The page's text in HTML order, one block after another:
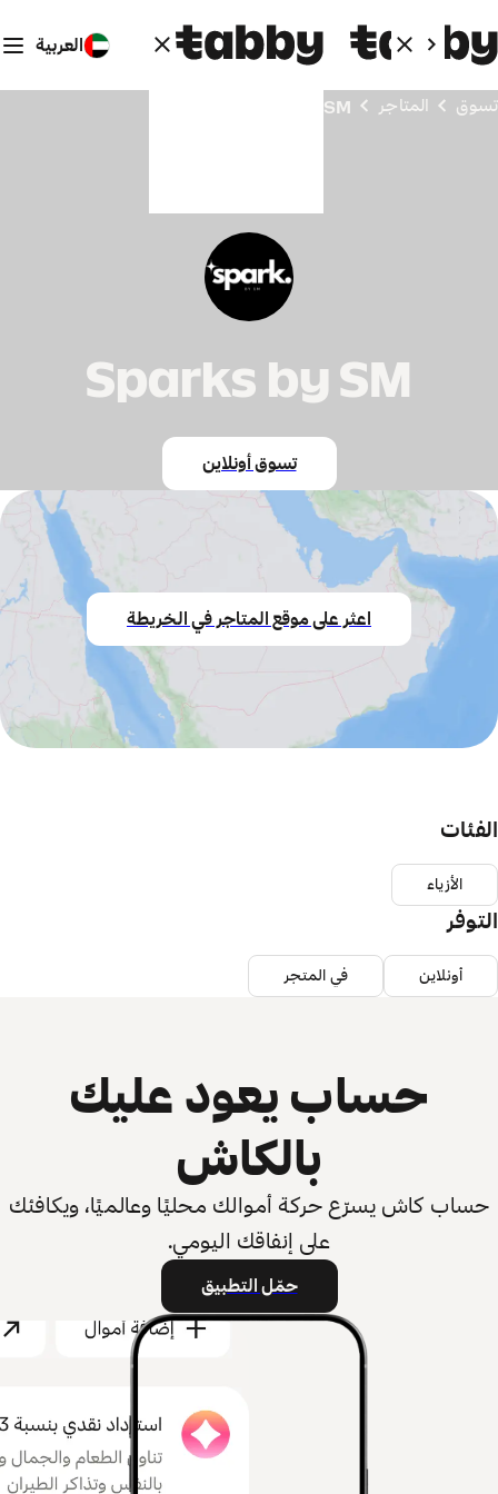
العربية
تسوق المتاجر Sparks by SM
Sparks by SM
تسوق أونلاين
اعثر على موقع المتاجر في الخريطة
الفئات
الأزياء
التوفر
أونلاين في المتجر
حساب يعود عليك
بالكاش
حساب كاش يسرّع حركة أموالك محليًا وعالميًا، ويكافئك
على إنفاقك اليومي.
حمّل التطبيق